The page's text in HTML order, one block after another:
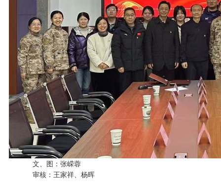
文、图：张嵘蓉
审核：王家祥、杨晖